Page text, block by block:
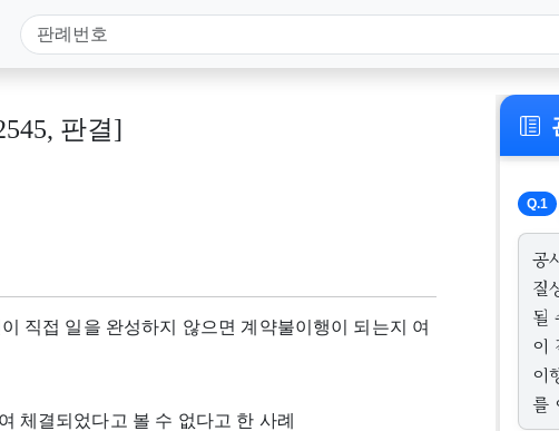
판결]
직접 일을 완성하지 않으면 계약불이행이 되는지 여
체결되었다고 볼 수 없다고 한 사례
Q.1
공
질
될
이
이
를